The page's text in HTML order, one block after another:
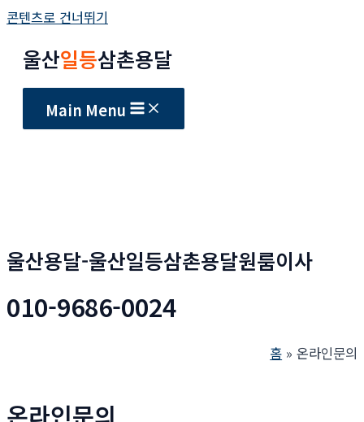
콘텐츠로 건너뛰기
울산일등삼촌용달
Main Menu
울산용달-울산일등삼촌용달원룸이사
010-9686-0024
홈 온라인문의
온라인문의